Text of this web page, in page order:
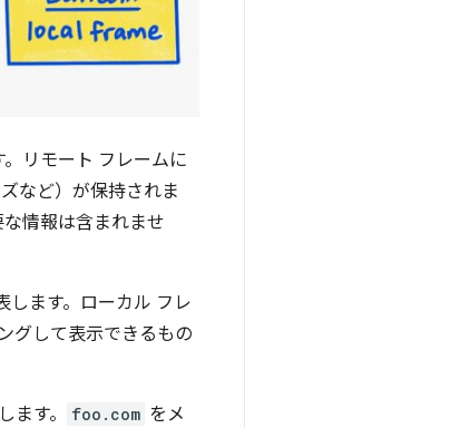
リモート フレームに
など）が保持されま
情報は含まれませ
します。ローカル フレ
グして表示できるもの
ます。 foo.com をメ